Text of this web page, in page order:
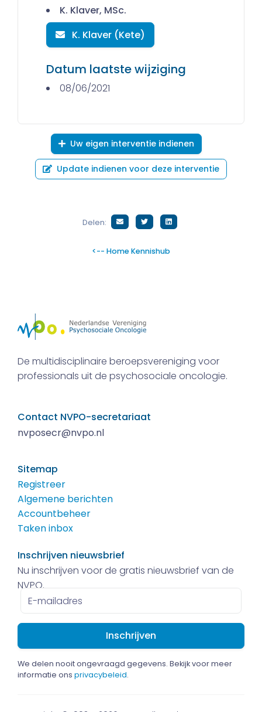
K. Klaver, MSc.
K. Klaver (Kete)
Datum laatste wijziging
08/06/2021
Uw eigen interventie indienen
Update indienen voor deze interventie
Delen:
<-- Home Kennishub
De multidisciplinaire beroepsvereniging voor
professionals uit de psychosociale oncologie.
Contact NVPO-secretariaat
nvposecr@nvpo.nl
Sitemap
Registreer
Algemene berichten
Accountbeheer
Taken inbox
Inschrijven nieuwsbrief
Nu inschrijven voor de gratis nieuwsbrief van de
NVPO.
E-
mailadres
We delen nooit ongevraagd gegevens. Bekijk voor meer
informatie ons privacybeleid.